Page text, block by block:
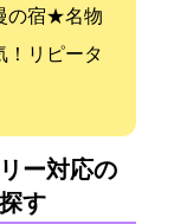
の宿★名物
！リピータ
ー対応の
す